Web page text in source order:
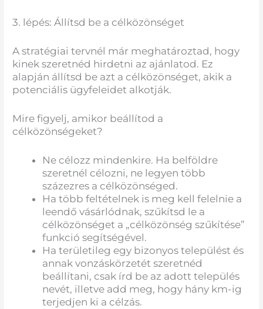
3. lépés: Állítsd be a célközönséget
A stratégiai tervnél már meghatároztad, hogy
kinek szeretnéd hirdetni az ajánlatod. Ez
alapján állítsd be azt a célközönséget, akik a
potenciális ügyfeleidet alkotják.
Mire figyelj, amikor beállítod a
célközönségeket?
Ne célozz mindenkire. Ha belföldre
szeretnél célozni, ne legyen több
százezres a célközönséged.
Ha több feltételnek is meg kell felelnie a
leendő vásárlódnak, szűkítsd le a
célközönséget a „célközönség szűkítése”
funkció segítségével.
Ha területileg egy bizonyos települést és
annak vonzáskörzetét szeretnéd
beállítani, csak írd be az adott település
nevét, illetve add meg, hogy hány km-ig
terjedjen ki a célzás.